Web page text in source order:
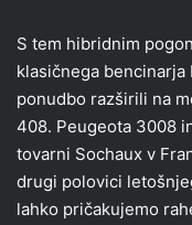
S tem hibridnim
klasičnega bencinarja
ponudbo razširili na
408. Peugeota 3008
tovarni Sochaux v
drugi polovici
lahko pričakujemo